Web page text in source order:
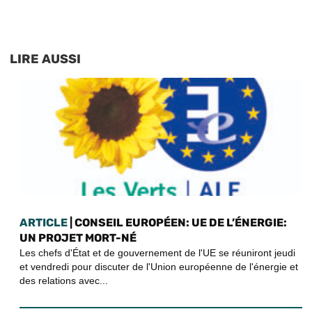
LIRE AUSSI
ARTICLE | CONSEIL EUROPÉEN: UE DE L’ÉNERGIE:
UN PROJET MORT-NÉ
Les chefs d'État et de gouvernement de l'UE se réuniront jeudi
et vendredi pour discuter de l'Union européenne de l'énergie et
des relations avec...